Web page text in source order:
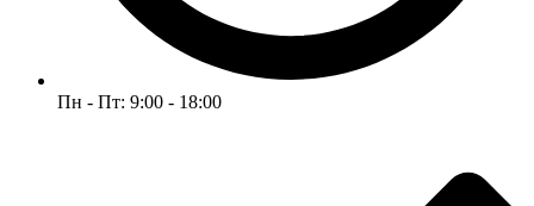
Пн - Пт: 9:00 - 18:00